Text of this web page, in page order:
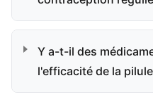
Y a-t-il des
l'efficacité de la